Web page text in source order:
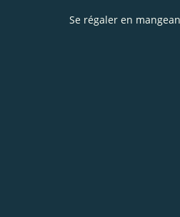
Se régaler en